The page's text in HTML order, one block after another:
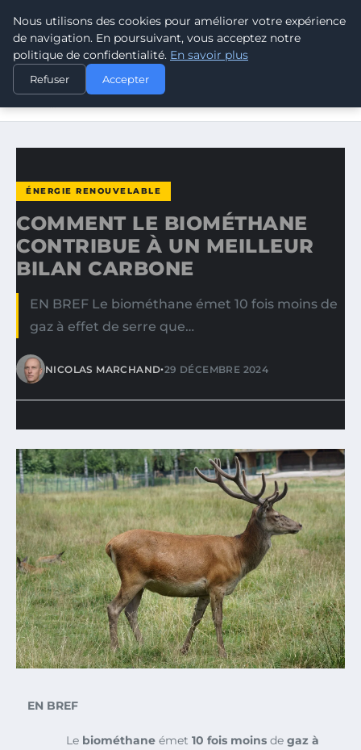
CLIMATE RESPONSE BLOG
ACCUEIL
ÉNERGIE RENOUVELABLE
COMMENT LE BIOMÉTHANE CONTRIBUE À UN MEILLEUR
ÉNERGIE RENOUVELABLE
COMMENT LE BIOMÉTHANE
CONTRIBUE À UN MEILLEUR
BILAN CARBONE
EN BREF Le biométhane émet 10 fois moins de
gaz à effet de serre que…
NICOLAS MARCHAND•29 DÉCEMBRE 2024
EN BREF
Le biométhane émet 10 fois moins de gaz à
Nous utilisons des cookies pour améliorer votre expérience
de navigation. En poursuivant, vous acceptez notre
politique de confidentialité. En savoir plus
Refuser Accepter